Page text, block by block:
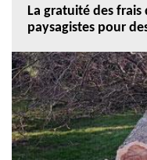
La gratuité des
paysagistes pour